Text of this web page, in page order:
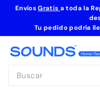
contenido
EnvíosGratis a toda la
Tu pedido podría
S
o
n
Search